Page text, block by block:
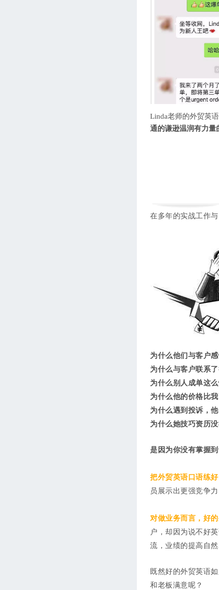
Linda老师的外贸英
通的谦逊温润有力量
在多年的实战工作
为什么他们与客户
为什么与客户联系
为什么别人成单这
为什么他的价格比
为什么遇到投诉，
为什么她技巧资历
是因为你没有掌握
把外贸英语口语练
员展示出更强竞争
对做业务而言，好
户，却因为说不好
流，业绩的提高自
既然好的外贸英语
和老板满意呢？